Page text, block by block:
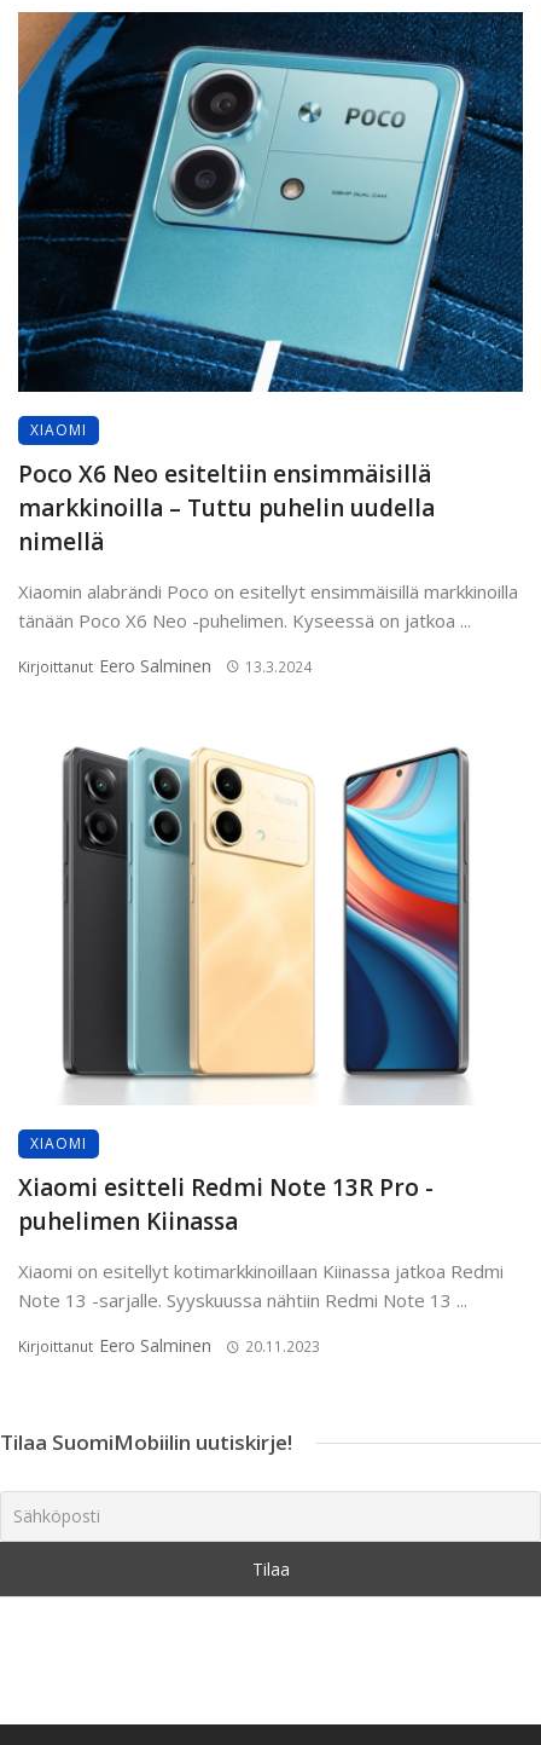
XIAOMI
Poco X6 Neo esiteltiin ensimmäisillä
markkinoilla – Tuttu puhelin uudella
nimellä
Xiaomin alabrändi Poco on esitellyt ensimmäisillä markkinoilla
tänään Poco X6 Neo -puhelimen. Kyseessä on jatkoa ...
Kirjoittanut Eero Salminen 13.3.2024
XIAOMI
Xiaomi esitteli Redmi Note 13R Pro -
puhelimen Kiinassa
Xiaomi on esitellyt kotimarkkinoillaan Kiinassa jatkoa Redmi
Note 13 -sarjalle. Syyskuussa nähtiin Redmi Note 13 ...
Kirjoittanut Eero Salminen 20.11.2023
Tilaa SuomiMobiilin uutiskirje!